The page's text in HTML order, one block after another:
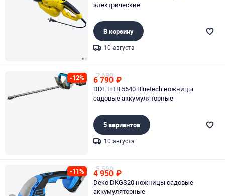
электрические
В корзину
10 августа
-12% 7 690
6 790 ₽
DDE HTB 5640 Bluetech ножницы
садовые аккумуляторные
5 вариантов
10 августа
-11% 5 590
4 950 ₽
Deko DKGS20 ножницы садовые
аккумуляторные